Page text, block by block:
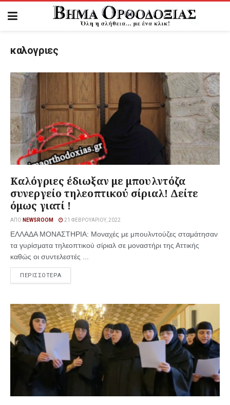
καλογριες
Καλόγριες έδιωξαν με μπουλντόζα
συνεργείο τηλεοπτικού σίριαλ! Δείτε
όμως γιατί !
ΑΠΌ NEWSROOM 21 ΦΕΒΡΟΥΑΡΊΟΥ, 2022
ΕΛΛΑΔΑ ΜΟΝΑΣΤΗΡΙΑ: Μοναχές με μπουλντούζες σταμάτησαν
τα γυρίσματα τηλεοπτικού σίριαλ σε μοναστήρι της Αττικής
καθώς οι συντελεστές ...
ΠΕΡΙΣΣΟΤΕΡΑ